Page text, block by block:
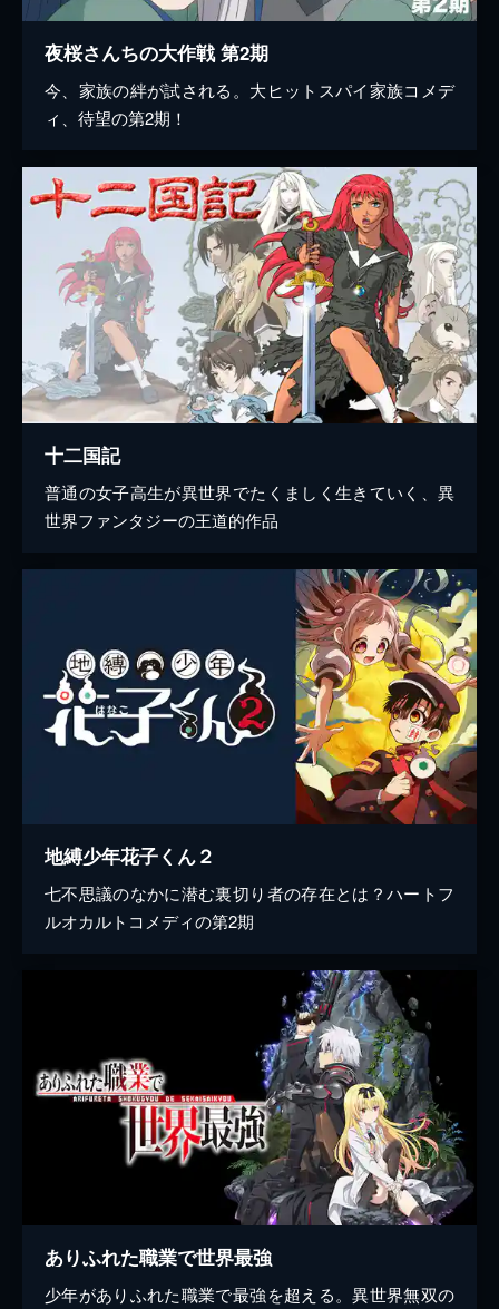
夜桜さんちの大作戦 第2期
今、家族の絆が試される。大ヒットスパイ家族コメデ
ィ、待望の第2期！
十二国記
普通の女子高生が異世界でたくましく生きていく、異
世界ファンタジーの王道的作品
地縛少年花子くん２
七不思議のなかに潜む裏切り者の存在とは？ハートフ
ルオカルトコメディの第2期
ありふれた職業で世界最強
少年がありふれた職業で最強を超える。異世界無双の